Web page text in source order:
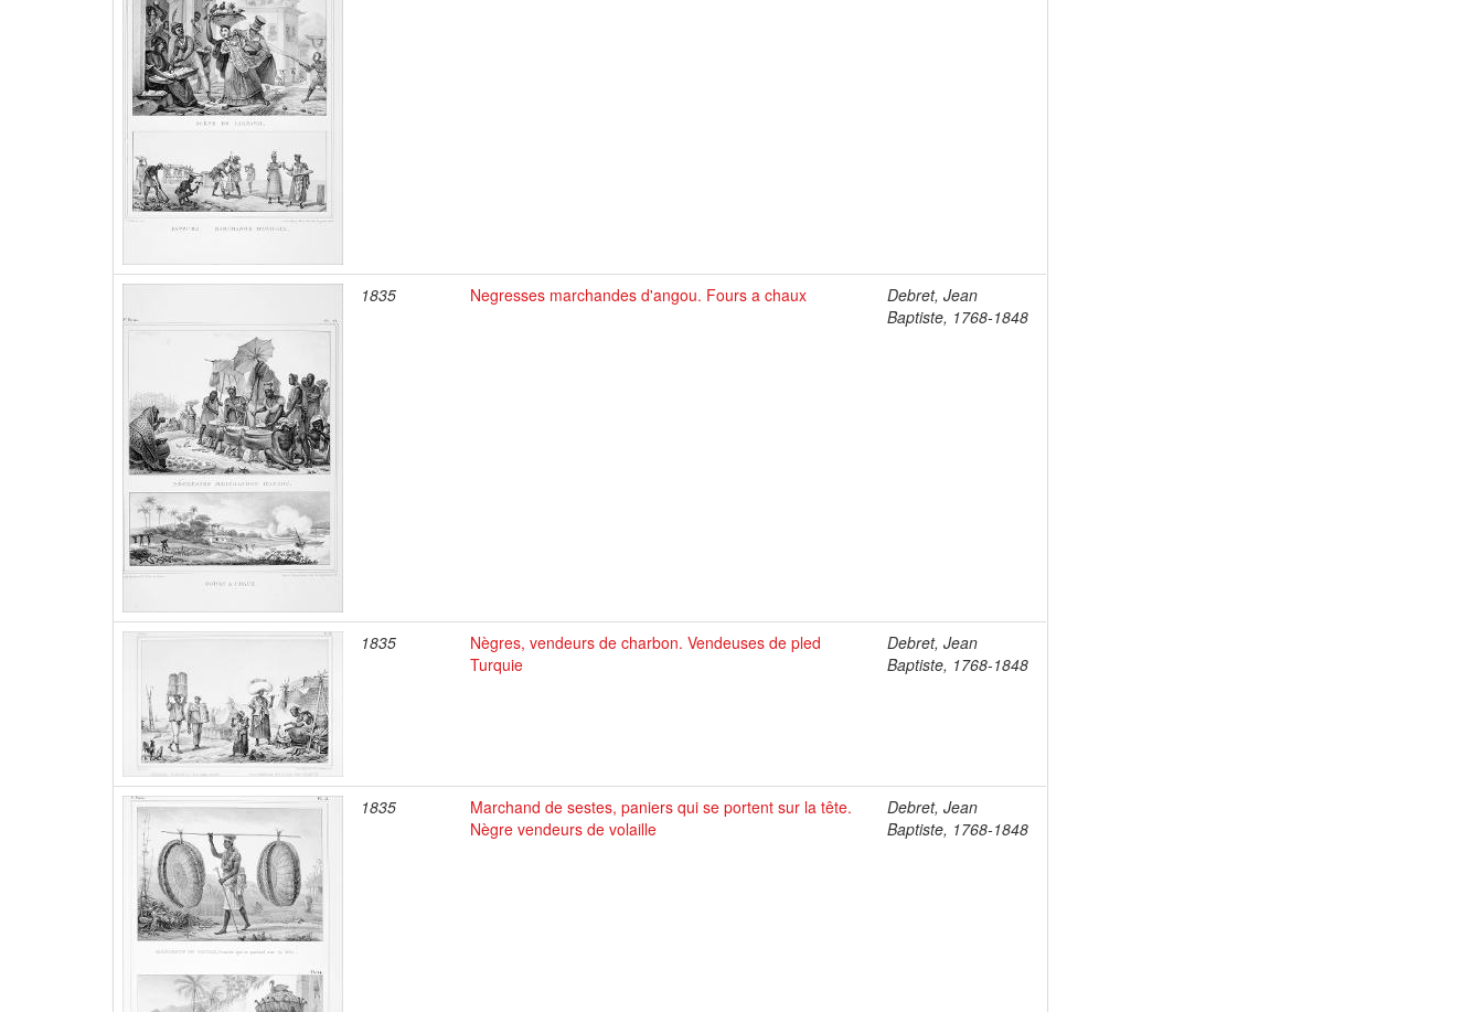
1835 Negresses marchandes d'angou. Fours a chaux
Debret, Jean
Baptiste, 1768-1848
1835
Nègres, vendeurs de charbon. Vendeuses de pled
Turquie
Debret, Jean
Baptiste, 1768-1848
1835
Marchand de sestes, paniers qui se portent sur la tête.
Nègre vendeurs de volaille
Debret, Jean
Baptiste, 1768-1848